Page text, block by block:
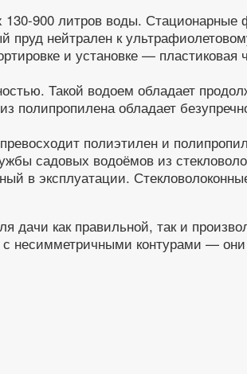
130-900 литров воды.
пруд нейтрален к
и установке —
Такой водоем обладает
обладает
полиэтилен и
садовых водоёмов из
в эксплуатации.
дачи как правильной, так и
несимметричными контурами — они